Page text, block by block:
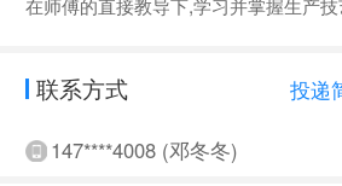
联系方式 投递
147****4008 (邓冬冬)